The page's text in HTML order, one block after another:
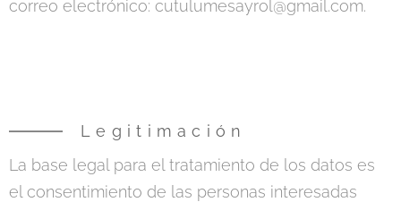
correo electrónico: cutulumesayrol@gmail.com.
Legitimación
La base legal para el tratamiento de los datos es
el consentimiento de las personas interesadas